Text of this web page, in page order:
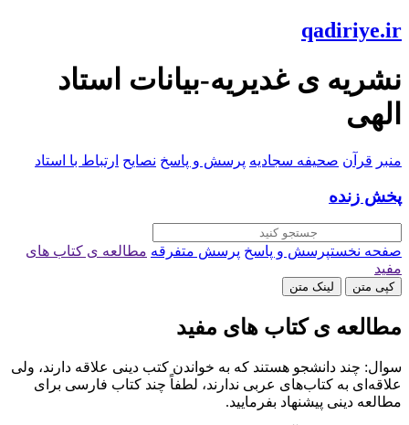
qadiriye.ir
نشریه ی غدیریه-بیانات استاد
الهی
منبر قرآن صحیفه سجادیه پرسش و پاسخ نصایح ارتباط با استاد
پخش زنده
صفحه نخستپرسش و پاسخ پرسش متفرقه مطالعه ی کتاب های
مفید
کپی متن لینک متن
مطالعه ی کتاب های مفید
سوال: چند دانشجو هستند که به خواندن کتب دینی علاقه دارند، ولی
علاقه‌ای به کتاب‌های عربی ندارند، لطفاً چند کتاب فارسی برای
مطالعه دینی پیشنهاد بفرمایید.